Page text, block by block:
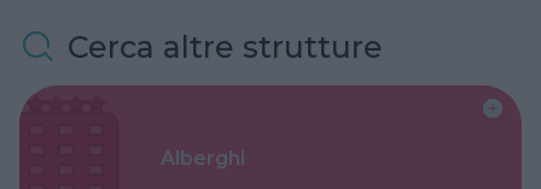
Cerca altre strutture
Alberghi